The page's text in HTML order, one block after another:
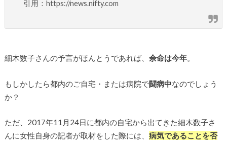
引用：https://news.nifty.com
細木数子さんの予言がほんとうであれば、 余命は今年。
もしかしたら都内のご自宅・または病院で闘病中なのでしょう
か？
ただ、2017年11月24日に都内の自宅から出てきた細木数子さ
んに女性自身の記者が取材をした際には、 病気であることを否